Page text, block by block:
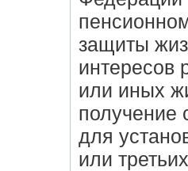
защиты
интересов
или иных
получение
для
или